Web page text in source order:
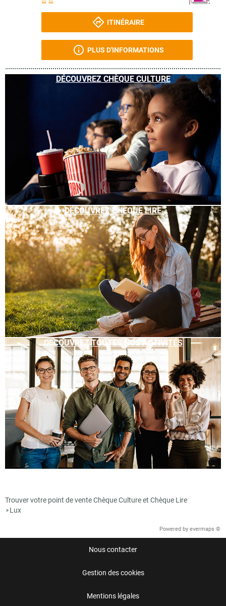
ITINÉRAIRE
PLUS D'INFORMATIONS
DÉCOUVREZ CHÈQUE CULTURE
DÉCOUVREZ CHÈQUE LIRE
DÉCOUVREZ TOUTES NOS ACTIVITÉS
Trouver votre point de vente Chèque Culture et Chèque Lire
> Lux
Powered by evermaps ©
Nous contacter
Gestion des cookies
Mentions légales